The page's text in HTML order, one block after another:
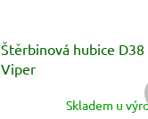
Štěrbinová hubice D38
Viper
Skladem u